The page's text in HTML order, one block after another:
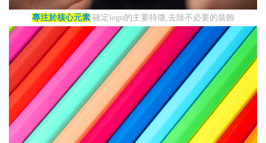
專注於核心元素確定logo的主要特徵,去除不必要的裝飾